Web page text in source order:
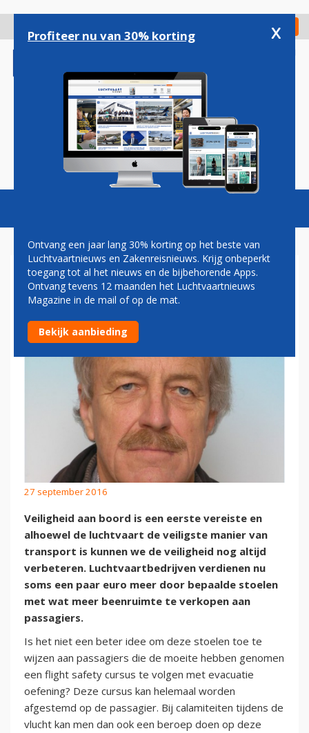
gaan
Check in
Magazine Podcasts Vacatures
PAUL GROVE: PASSAGIERS
ALS CABIN ATTENDANT
27 september 2016
Veiligheid aan boord is een eerste vereiste en
alhoewel de luchtvaart de veiligste manier van
transport is kunnen we de veiligheid nog altijd
verbeteren. Luchtvaartbedrijven verdienen nu
soms een paar euro meer door bepaalde stoelen
met wat meer beenruimte te verkopen aan
passagiers.
Is het niet een beter idee om deze stoelen toe te
wijzen aan passagiers die de moeite hebben genomen
een flight safety cursus te volgen met evacuatie
oefening? Deze cursus kan helemaal worden
afgestemd op de passagier. Bij calamiteiten tijdens de
vlucht kan men dan ook een beroep doen op deze
Profiteer nu van 30% korting x
Ontvang een jaar lang 30% korting op het beste van
Luchtvaartnieuws en Zakenreisnieuws. Krijg onbeperkt
toegang tot al het nieuws en de bijbehorende Apps.
Ontvang tevens 12 maanden het Luchtvaartnieuws
Magazine in de mail of op de mat.
Bekijk aanbieding